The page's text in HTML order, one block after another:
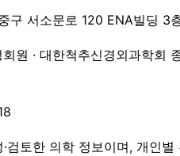
구 서소문로 120 ENA빌딩 3
원 · 대한척추신경외과학회
검토한 의학 정보이며, 개인별